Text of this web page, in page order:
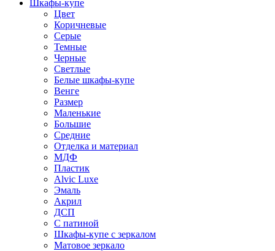
Шкафы-купе
Цвет
Коричневые
Серые
Темные
Черные
Светлые
Белые шкафы-купе
Венге
Размер
Маленькие
Большие
Средние
Отделка и материал
МДФ
Пластик
Alvic Luxe
Эмаль
Акрил
ДСП
С патиной
Шкафы-купе с зеркалом
Матовое зеркало